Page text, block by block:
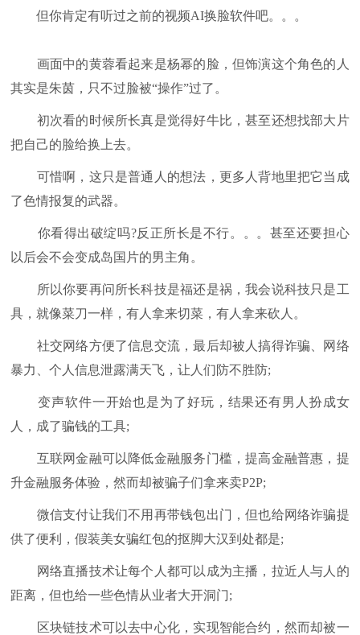
但你肯定有听过之前的视频AI换脸软件吧。。。
画面中的黄蓉看起来是杨幂的脸，但饰演这个角色的人
其实是朱茵，只不过脸被“操作”过了。
初次看的时候所长真是觉得好牛比，甚至还想找部大片
把自己的脸给换上去。
可惜啊，这只是普通人的想法，更多人背地里把它当成
了色情报复的武器。
你看得出破绽吗?反正所长是不行。。。甚至还要担心
以后会不会变成岛国片的男主角。
所以你要再问所长科技是福还是祸，我会说科技只是工
具，就像菜刀一样，有人拿来切菜，有人拿来砍人。
社交网络方便了信息交流，最后却被人搞得诈骗、网络
暴力、个人信息泄露满天飞，让人们防不胜防;
变声软件一开始也是为了好玩，结果还有男人扮成女
人，成了骗钱的工具;
互联网金融可以降低金融服务门槛，提高金融普惠，提
升金融服务体验，然而却被骗子们拿来卖P2P;
微信支付让我们不用再带钱包出门，但也给网络诈骗提
供了便利，假装美女骗红包的抠脚大汉到处都是;
网络直播技术让每个人都可以成为主播，拉近人与人的
距离，但也给一些色情从业者大开洞门;
区块链技术可以去中心化，实现智能合约，然而却被一